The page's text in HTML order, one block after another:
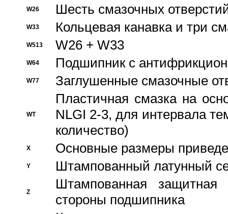
W26 Шесть смазочных
W33 Кольцевая канавка и три
W513 W26 + W33
W64 Подшипник с
W77 Заглушенные смазочные
WT
Пластичная смазка на
NLGI 2-3, для интервала
количество)
X Основные размеры
Y Штампованный латунный
Z
Штампованная
стороны подшипника